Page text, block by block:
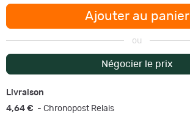
Ajouter au panier
ou
Négocier le prix
Livraison
4,64 € - Chronopost Relais